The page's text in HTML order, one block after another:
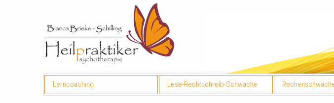
Lerncoaching Lese-Rechtschreib-Schwäche